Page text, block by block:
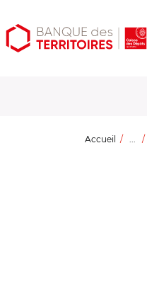
Aller
au
Aller
au
Ouvrir
les
Accueil ...